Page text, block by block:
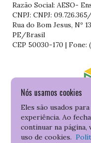
Nós usamos cookies
Eles são usados
experiência. Ao
continuar na página,
uso de cookies.
Razão Social: AESO-
CNPJ: CNPJ:
Rua do Bom Jesus, Nº
PE/Brasil
CEP 50030-170 | Fone:
Consulte o